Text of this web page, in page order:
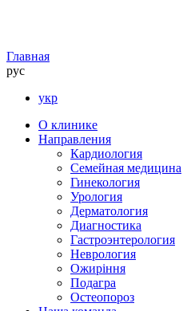
Главная
рус
укр
О клинике
Направления
Кардиология
Семейная медицина
Гинекология
Урология
Дерматология
Диагностика
Гастроэнтерология
Неврология
Ожиріння
Подагра
Остеопороз